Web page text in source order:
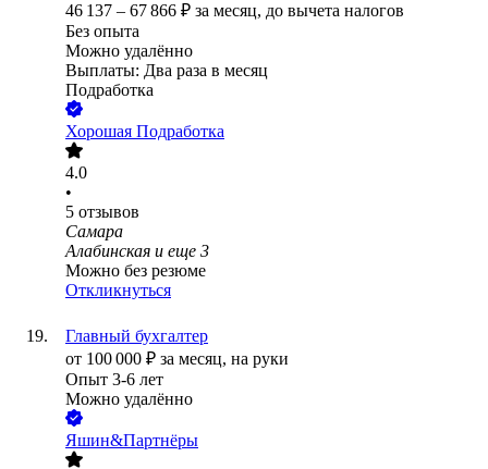
46 137 – 67 866 ₽ за месяц, до вычета налогов
Без опыта
Можно удалённо
Выплаты: Два раза в месяц
Подработка
Хорошая Подработка
4.0
•
5 отзывов
Самара
Алабинская и еще 3
Можно без резюме
Откликнуться
Главный бухгалтер
от 100 000 ₽ за месяц, на руки
Опыт 3-6 лет
Можно удалённо
Яшин&Партнёры